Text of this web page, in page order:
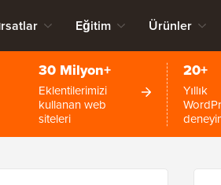
Eğitim Ürünler
30 Milyon+
Eklentilerimizi
kullanan web
siteleri
20+
Yıllık